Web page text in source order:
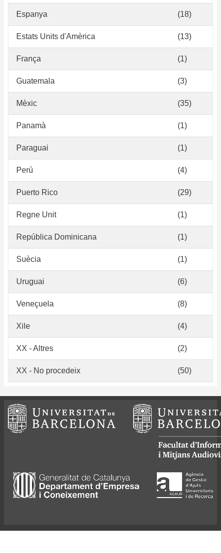
Espanya (18)
Estats Units d'Amèrica (13)
França (1)
Guatemala (3)
Mèxic (35)
Panamà (1)
Paraguai (1)
Perú (4)
Puerto Rico (29)
Regne Unit (1)
República Dominicana (1)
Suècia (1)
Uruguai (6)
Veneçuela (8)
Xile (4)
XX - Altres (2)
XX - No procedeix (50)